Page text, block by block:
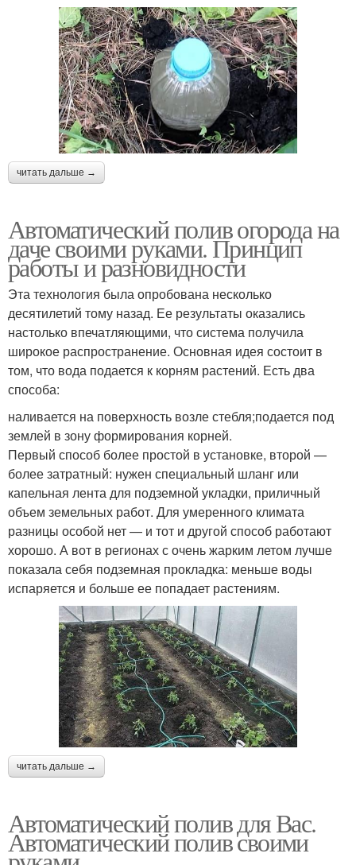
читать дальше →
Автоматический полив огорода на
даче своими руками. Принцип
работы и разновидности
Эта технология была опробована несколько
десятилетий тому назад. Ее результаты оказались
настолько впечатляющими, что система получила
широкое распространение. Основная идея состоит в
том, что вода подается к корням растений. Есть два
способа:
наливается на поверхность возле стебля;подается под
землей в зону формирования корней.
Первый способ более простой в установке, второй —
более затратный: нужен специальный шланг или
капельная лента для подземной укладки, приличный
объем земельных работ. Для умеренного климата
разницы особой нет — и тот и другой способ работают
хорошо. А вот в регионах с очень жарким летом лучше
показала себя подземная прокладка: меньше воды
испаряется и больше ее попадает растениям.
читать дальше →
Автоматический полив для Вас.
Автоматический полив своими